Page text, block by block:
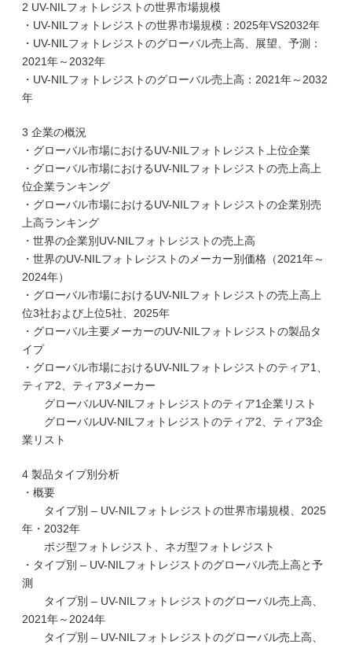
2 UV-NILフォトレジストの世界市場規模
・UV-NILフォトレジストの世界市場規模：2025年VS2032年
・UV-NILフォトレジストのグローバル売上高、展望、予測：
2021年～2032年
・UV-NILフォトレジストのグローバル売上高：2021年～2032
年
3 企業の概況
・グローバル市場におけるUV-NILフォトレジスト上位企業
・グローバル市場におけるUV-NILフォトレジストの売上高上
位企業ランキング
・グローバル市場におけるUV-NILフォトレジストの企業別売
上高ランキング
・世界の企業別UV-NILフォトレジストの売上高
・世界のUV-NILフォトレジストのメーカー別価格（2021年～
2024年）
・グローバル市場におけるUV-NILフォトレジストの売上高上
位3社および上位5社、2025年
・グローバル主要メーカーのUV-NILフォトレジストの製品タ
イプ
・グローバル市場におけるUV-NILフォトレジストのティア1、
ティア2、ティア3メーカー
グローバルUV-NILフォトレジストのティア1企業リスト
グローバルUV-NILフォトレジストのティア2、ティア3企
業リスト
4 製品タイプ別分析
・概要
タイプ別 – UV-NILフォトレジストの世界市場規模、2025
年・2032年
ポジ型フォトレジスト、ネガ型フォトレジスト
・タイプ別 – UV-NILフォトレジストのグローバル売上高と予
測
タイプ別 – UV-NILフォトレジストのグローバル売上高、
2021年～2024年
タイプ別 – UV-NILフォトレジストのグローバル売上高、